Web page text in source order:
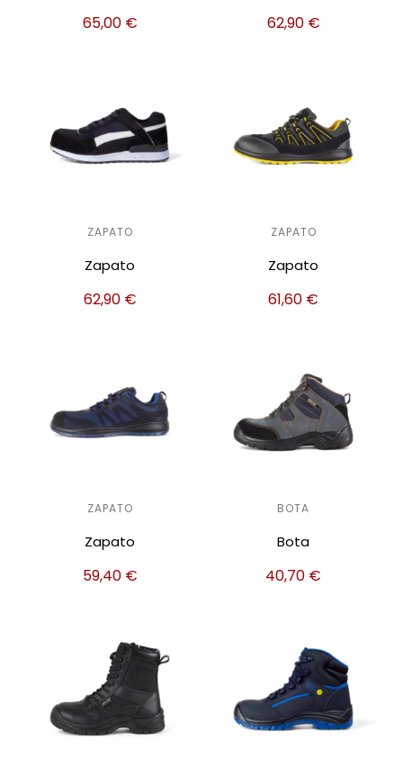
65,00 € 62,90 €
ZAPATO
Zapato
62,90 €
ZAPATO
Zapato
61,60 €
ZAPATO
Zapato
59,40 €
BOTA
Bota
40,70 €